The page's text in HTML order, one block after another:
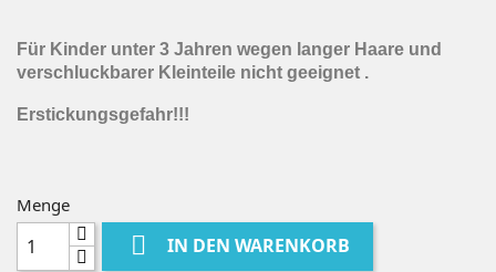
Für Kinder unter 3 Jahren wegen langer Haare und
verschluckbarer Kleinteile nicht geeignet .
Erstickungsgefahr!!!
Menge
 IN DEN WARENKORB